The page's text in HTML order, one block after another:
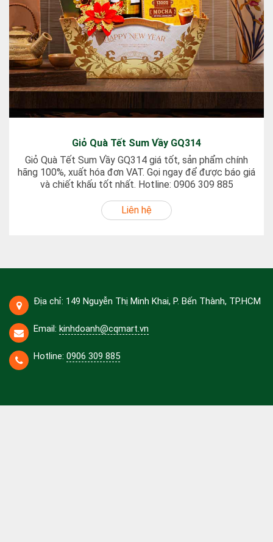
Giỏ Quà Tết Sum Vầy GQ314
Giỏ Quà Tết Sum Vầy GQ314 giá tốt, sản phẩm chính
hãng 100%, xuất hóa đơn VAT. Gọi ngay để được báo giá
và chiết khấu tốt nhất. Hotline: 0906 309 885
Liên hệ
Địa chỉ: 149 Nguyễn Thị Minh Khai, P. Bến Thành, TP.HCM
Email: kinhdoanh@cqmart.vn
Hotline: 0906 309 885